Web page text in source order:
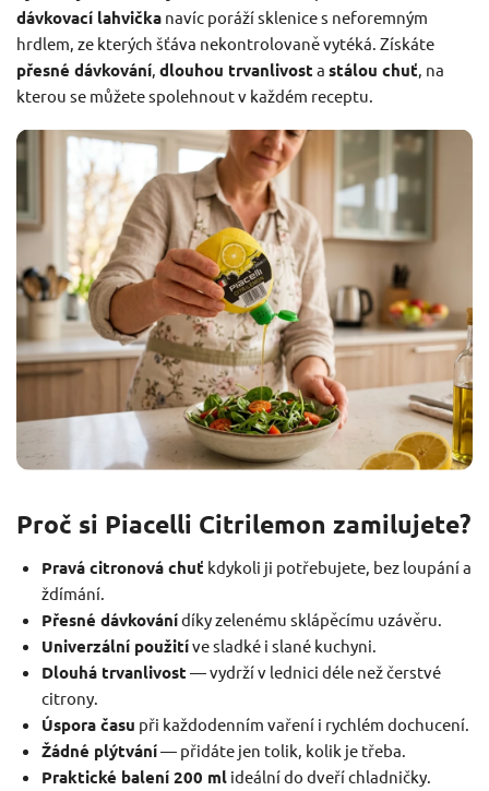
dávkovací lahvička navíc poráží sklenice s neforemným
hrdlem, ze kterých šťáva nekontrolovaně vytéká. Získáte
přesné dávkování dlouhou trvanlivost a stálou chuť , na
kterou se můžete spolehnout v každém receptu.
Proč si Piacelli Citrilemon zamilujete?
Pravá citronová chuť kdykoli ji potřebujete, bez loupání a
ždímání.
Přesné dávkovánídíky zelenému sklápěcímu uzávěru.
Univerzální použitíve sladké i slané kuchyni.
Dlouhá trvanlivost — vydrží v lednici déle než čerstvé
citrony.
Úspora času při každodenním vaření i rychlém dochucení.
Žádné plýtvání— přidáte jen tolik, kolik je třeba.
Praktické balení 200 mlideální do dveří chladničky.